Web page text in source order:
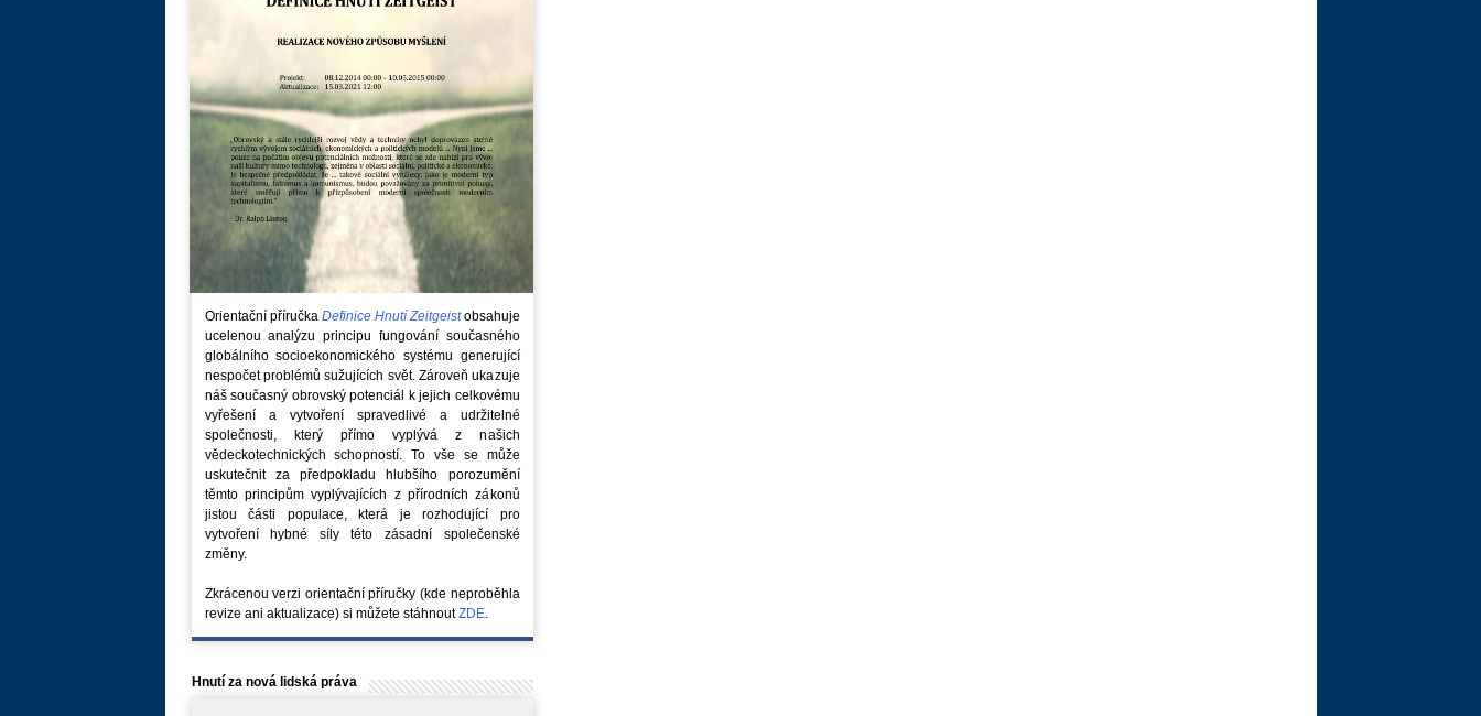
Orientační příručka Definice Hnutí Zeitgeistobsahuje
ucelenou analýzu principu fungování současného
globálního socioekonomického systému generující
nespočet problémů sužujících svět. Zároveň ukazuje
náš současný obrovský potenciál k jejich celkovému
vyřešení a vytvoření spravedlivé a udržitelné
společnosti, který přímo vyplývá z našich
vědeckotechnických schopností. To vše se může
uskutečnit za předpokladu hlubšího porozumění
těmto principům vyplývajících z přírodních zákonů
jistou části populace, která je rozhodující pro
vytvoření hybné síly této zásadní společenské
změny.
Zkrácenou verzi orientační příručky (kde neproběhla
revize ani aktualizace) si můžete stáhnoutZDE.
Hnutí za nová lidská práva